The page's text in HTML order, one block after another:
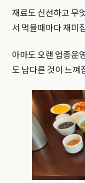
재료도 신선하고 무
서 먹을때마다 재미
아마도 오랜 업종운
도 남다른 것이 느껴